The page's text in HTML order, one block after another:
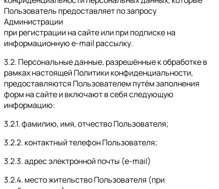
Пользователь предоставляет по запросу
Администрации
при регистрации на сайте или при подписке на
информационную e-mail рассылку.
3.2. Персональные данные, разрешённые к обработке в
рамках настоящей Политики конфиденциальности,
предоставляются Пользователем путём заполнения
форм на сайте и включают в себя следующую
информацию:
3.2.1. фамилию, имя, отчество Пользователя;
3.2.2. контактный телефон Пользователя;
3.2.3. адрес электронной почты (e-mail)
3.2.4. место жительство Пользователя (при